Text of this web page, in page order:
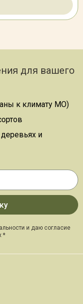
для вашего
к климату МО)
и
и даю согласие
*